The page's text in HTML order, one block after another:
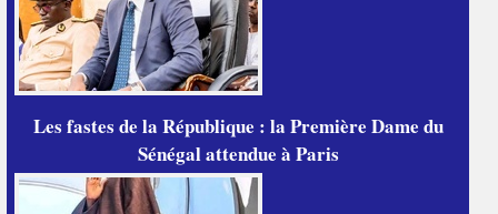
Les fastes de la République : la Première Dame du
Sénégal attendue à Paris